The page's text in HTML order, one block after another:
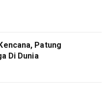
Patung
Di Dunia